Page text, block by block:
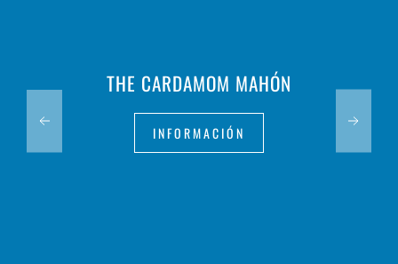
THE CARDAMOM MAHÓN
INFORMACIÓN